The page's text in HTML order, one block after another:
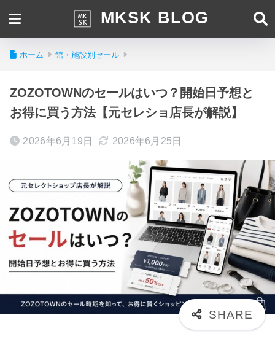
MKSK BLOG
ホーム 館・施設別セール
ZOZOTOWNのセールはいつ？開始日予想と
お得に買う方法【元セレショ店長が解説】
2026年6月19日 2026年6月25日